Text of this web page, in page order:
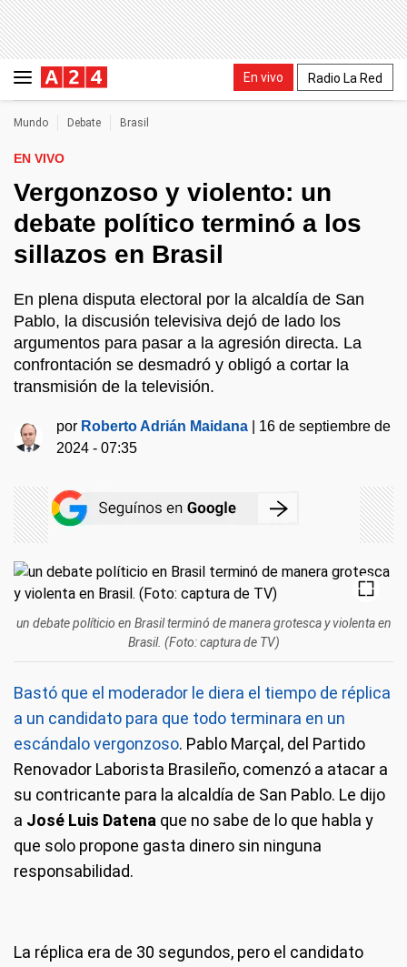
En vivo Radio La Red
Mundo Debate Brasil
EN VIVO
Vergonzoso y violento: un
debate político terminó a los
sillazos en Brasil
En plena disputa electoral por la alcaldía de San
Pablo, la discusión televisiva dejó de lado los
argumentos para pasar a la agresión directa. La
confrontación se desmadró y obligó a cortar la
transmisión de la televisión.
por Roberto Adrián Maidana
16 de septiembre de
2024 - 07:35
un debate políticio en Brasil terminó de manera grotesca y violenta en
Brasil. (Foto: captura de TV)
Bastó que el moderador le diera el tiempo de réplica
a un candidato para que todo terminara en un
escándalo vergonzoso. Pablo Marçal, del Partido
Renovador Laborista Brasileño, comenzó a atacar a
su contricante para la alcaldía de San Pablo. Le dijo
a José Luis Datena que no sabe de lo que habla y
que solo propone gasta dinero sin ninguna
responsabilidad.
La réplica era de 30 segundos, pero el candidato